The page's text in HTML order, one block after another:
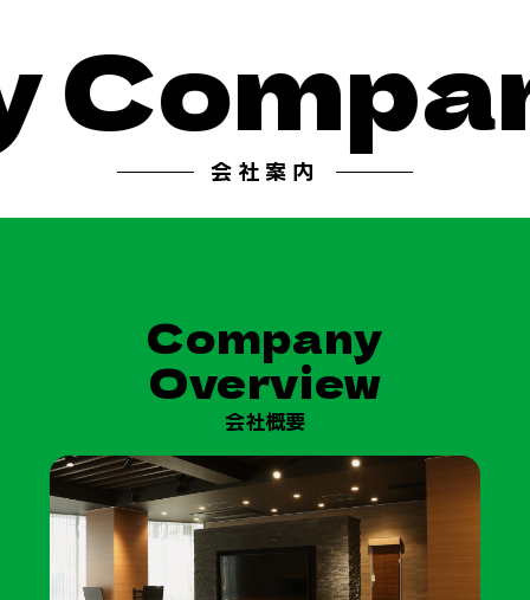
会社案内
Company
Overview
会社概要